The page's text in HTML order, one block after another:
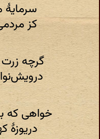
کز
گر‌چه
خواهی که
دریوزهٔ